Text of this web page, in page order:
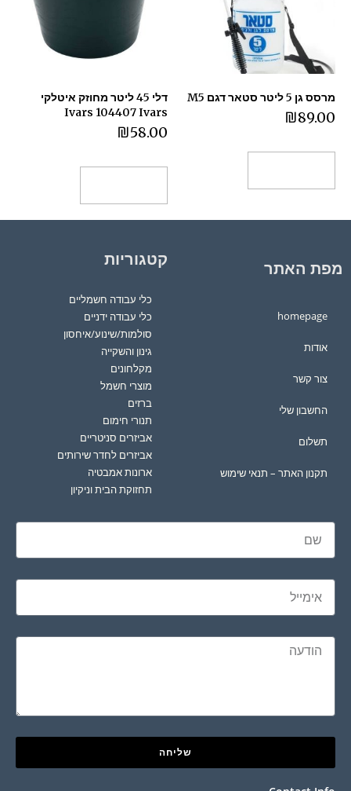
מרסס גן 5 ליטר סטאר דגם M5
₪89.00
דלי 45 ליטר מחוזק איטלקי
Ivars 104407 Ivars
₪58.00
מפת האתר
homepage
אודות
צור קשר
החשבון שלי
תשלום
תקנון האתר – תנאי שימוש
קטגוריות
כלי עבודה חשמליים
כלי עבודה ידניים
סולמות/שינוע/איחסון
גינון והשקייה
מקלחונים
מוצרי חשמל
ברזים
תנורי חימום
אביזרים סניטריים
אביזרים לחדר שירותים
ארונות אמבטיה
תחזוקת הבית וניקיון
שליחה